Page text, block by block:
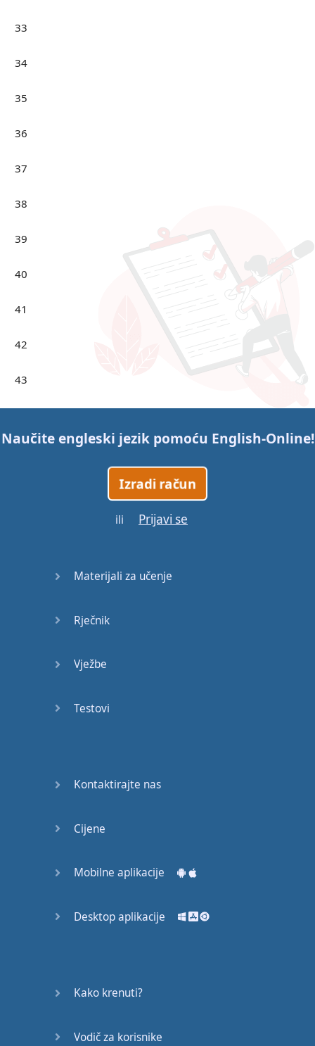
33
34
35
36
37
38
39
40
41
42
43
Naučite engleski jezik pomoću English-Online!
Izradi račun
ili Prijavi se
Materijali za učenje
Rječnik
Vježbe
Testovi
Kontaktirajte nas
Cijene
Mobilne aplikacije
Desktop aplikacije
Kako krenuti?
Vodič za korisnike